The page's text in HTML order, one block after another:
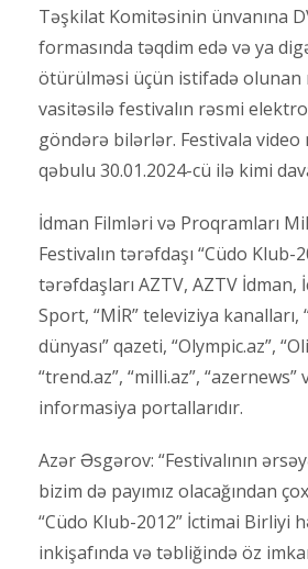
Təşkilat Komitəsinin ünvanına
formasında təqdim edə və ya
ötürülməsi üçün istifadə olunan
vasitəsilə festivalın rəsmi
göndərə bilərlər. Festivala video
qəbulu 30.01.2024-cü ilə kimi
İdman Filmləri və Proqramları
Festivalın tərəfdaşı “Cüdo Klub-
tərəfdaşları AZTV, AZTV İdman,
Sport, “MİR” televiziya kanalları,
dünyası” qazeti, “Olympic.az”,
“trend.az”, “milli.az”, “azernews”
informasiya portallarıdır.
Azər Əsgərov: “Festivalının
bizim də payımız olacağından
“Cüdo Klub-2012” İctimai Birliyi
inkişafında və təbliğində öz